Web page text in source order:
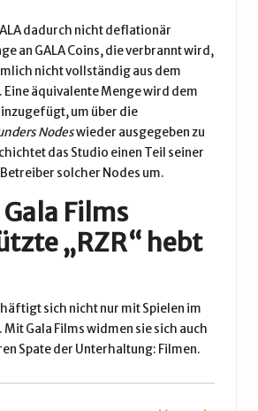
dadurch nicht deflationär
an GALA Coins, die verbrannt wird,
nicht vollständig aus dem
äquivalente Menge wird dem
um über die
Nodeswieder ausgegeben zu
das Studio einen Teil seiner
solcher Nodes um.
Films
„RZR“ hebt
sich nicht nur mit Spielen im
Mit Gala Films widmen sie sich auch
Spate der Unterhaltung: Filmen.